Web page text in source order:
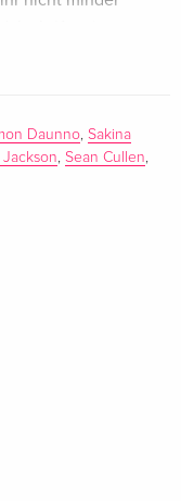
die Beförderung
sich die beiden
zwischen ihnen
doch mehr
doch echte
Daunno Sakina
Jackson Sean Cullen